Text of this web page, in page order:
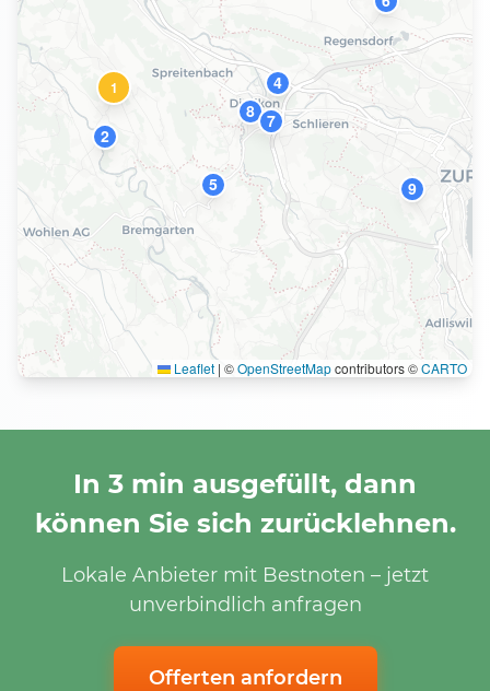
1
2
4
5
7
8
9
Leaflet | ©OpenStreetMapcontributors ©CARTO
In 3 min ausgefüllt, dann
können Sie sich zurücklehnen.
Lokale Anbieter mit Bestnoten – jetzt
unverbindlich anfragen
Offerten anfordern